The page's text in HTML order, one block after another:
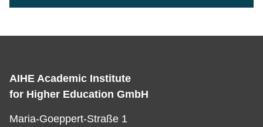
AIHE Academic Institute
for Higher Education GmbH
Maria-Goeppert-Straße 1